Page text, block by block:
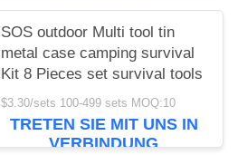
SOS outdoor Multi tool tin
metal case camping survival
Kit 8 Pieces set survival tools
$3.30/sets 100-499 sets MOQ:10
TRETEN SIE MIT UNS IN
VERBINDUNG